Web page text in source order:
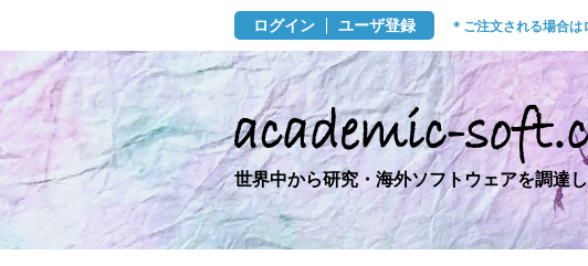
ログイン ユーザ登録 ＊ご注文される場合は
世界中から研究・海外ソフトウェアを調達